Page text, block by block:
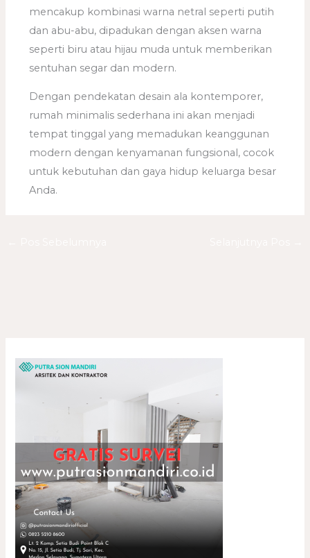
mencakup kombinasi warna netral seperti putih
dan abu-abu, dipadukan dengan aksen warna
seperti biru atau hijau muda untuk memberikan
sentuhan segar dan modern.
Dengan pendekatan desain ala kontemporer,
rumah minimalis sederhana ini akan menjadi
tempat tinggal yang memadukan keanggunan
modern dengan kenyamanan fungsional, cocok
untuk kebutuhan dan gaya hidup keluarga besar
Anda.